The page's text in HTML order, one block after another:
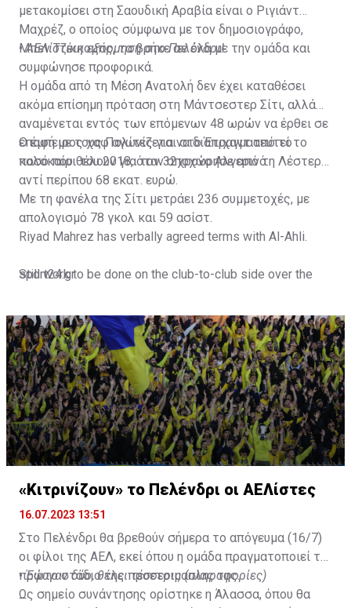
μετακομίσει στη Σαουδική Αραβία είναι ο Ριγιάντ
Μαχρέζ, ο οποίος σύμφωνα με τον δημοσιογράφο,
Μπεν Τζέικομπς, τα βρήκε σε όλα με την ομάδα και
συμφώνησε προφορικά.
•ΑΕΛίστικη εξόρμηση στο Πελένδρι!
Η ομάδα από τη Μέση Ανατολή δεν έχει καταθέσει
ακόμα επίσημη πρόταση στη Μάντσεστερ Σίτι, αλλά
αναμένεται εντός των επόμενων 48 ωρών να έρθει σε
επαφή με τους Πολίτες για να διαπραγματευτεί το
ποσό που θέλουν για τον 32χρονο Αλγερινό.
Ο έμπειρος χαφ αγωνίζεται στο Έτιχαντ από το
καλοκαίρι του 2018, όταν αποχώρησε από τη Λέστερ
αντί περίπου 68 εκατ. ευρώ.
Με τη φανέλα της Σίτι μετράει 236 συμμετοχές, με
απολογισμό 78 γκολ και 59 ασίστ.
Riyad Mahrez has verbally agreed terms with Al-Ahli.
Still work to be done on the club-to-club side over the
Not a done deal yet, but Mahrez is keen on the move and
Al-Ahli hope to move fast.🇸🇦
pic.twitter.com/Z0SmniQXIP
— Ben Jacobs (@JacobsBen)July 15, 2023
sport24.gr
«Κιτρινίζουν» το Πελένδρι οι ΑΕΛίστες
16.07.2023 13:51
Στο Πελένδρι θα βρεθούν σήμερα το απόγευμα (16/7)
οι φίλοι της ΑΕΛ, εκεί όπου η ομάδα πραγματοποιεί το
πρώτο στάδιο της προετοιμασίας της.
•Έφυγαν δύο, θέλει τέσσερις (πληροφορίες)
Ως σημείο συνάντησης ορίστηκε η Άλασσα, όπου θα